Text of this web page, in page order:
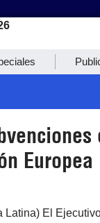
Europea
Latina) El